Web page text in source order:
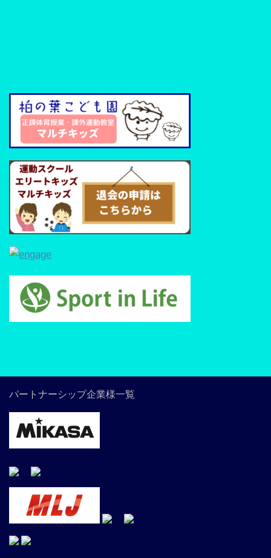
パートナーシップ企業様一覧